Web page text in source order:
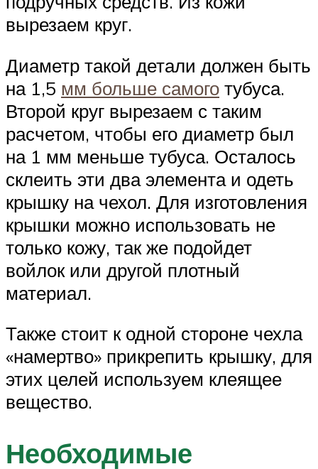
вырезаем круг.
Диаметр такой детали должен быть
на 1,5 мм больше самого тубуса.
Второй круг вырезаем с таким
расчетом, чтобы его диаметр был
на 1 мм меньше тубуса. Осталось
склеить эти два элемента и одеть
крышку на чехол. Для изготовления
крышки можно использовать не
только кожу, так же подойдет
войлок или другой плотный
материал.
Также стоит к одной стороне чехла
«намертво» прикрепить крышку, для
этих целей используем клеящее
вещество.
Необходимые